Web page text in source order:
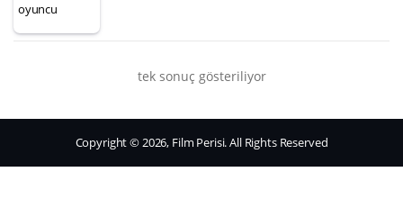
oyuncu
tek sonuç gösteriliyor
Copyright © 2026, Film Perisi. All Rights Reserved